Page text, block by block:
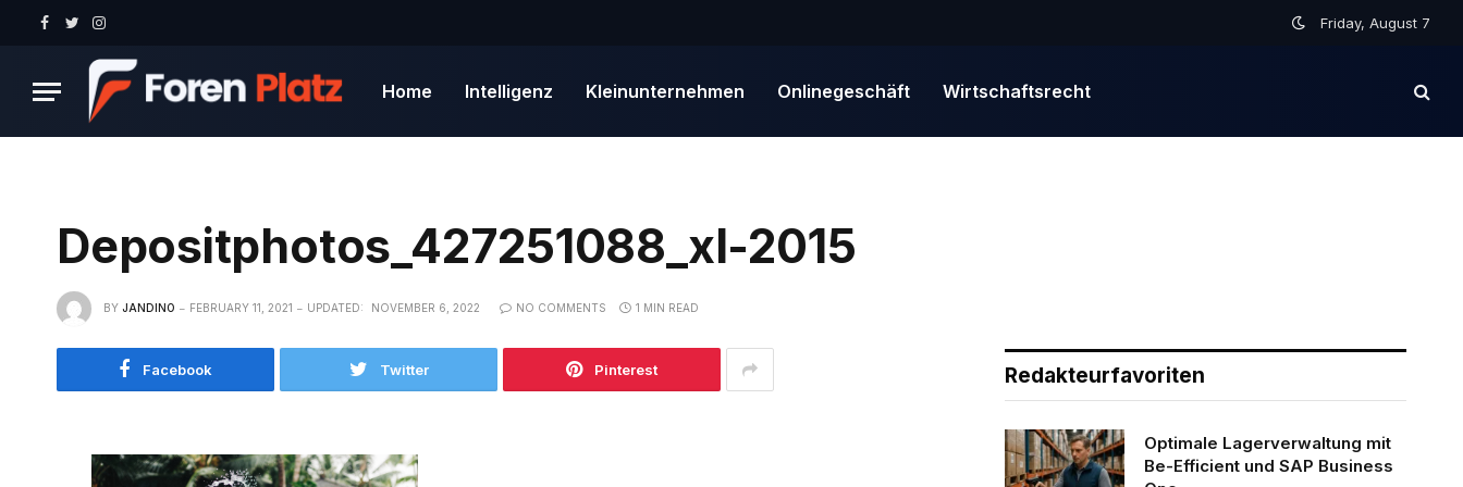
Facebook
TwitterInstagram
Friday, August 7
Home Intelligenz Kleinunternehmen Onlinegeschäft Wirtschaftsrecht
Depositphotos_427251088_xl-2015
BY JANDINO FEBRUARY 11, 2021 UPDATED: NOVEMBER 6, 2022 NO COMMENTS 1 MIN READ
Facebook Twitter Pinterest Redakteurfavoriten
Optimale Lagerverwaltung mit
Be-Efficient und SAP Business